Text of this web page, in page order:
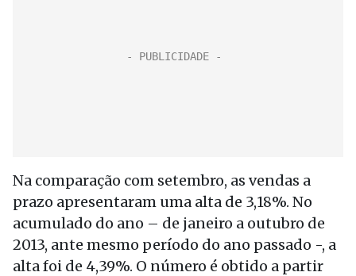
Na comparação com setembro, as vendas a
prazo apresentaram uma alta de 3,18%. No
acumulado do ano – de janeiro a outubro de
2013, ante mesmo período do ano passado -, a
alta foi de 4,39%. O número é obtido a partir